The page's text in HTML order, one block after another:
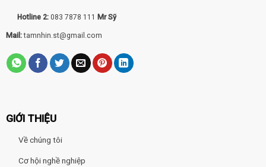
Hotline 2: 083 7878 111 Mr Sỹ
Mail:tamnhin.st@gmail.com
GIỚI THIỆU
Về chúng tôi
Cơ hội nghề nghiệp